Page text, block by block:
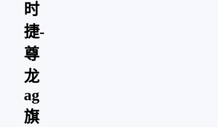
时
捷-
尊
龙
ag
旗